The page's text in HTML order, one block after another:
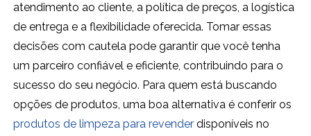
atendimento ao cliente, a política de preços, a logística
de entrega e a flexibilidade oferecida. Tomar essas
decisões com cautela pode garantir que você tenha
um parceiro confiável e eficiente, contribuindo para o
sucesso do seu negócio. Para quem está buscando
opções de produtos, uma boa alternativa é conferir os
produtos de limpeza para revender disponíveis no